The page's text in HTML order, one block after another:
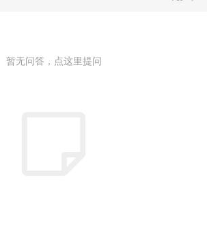
暂无问答，点这里提问